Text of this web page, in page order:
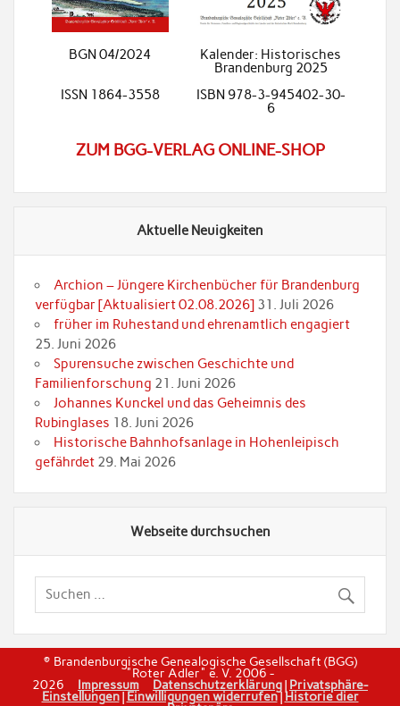
BGN 04/2024
Kalender: Historisches
Brandenburg 2025
ISSN 1864-3558
ISBN 978-3-945402-30-
6
ZUM BGG-VERLAG ONLINE-SHOP
Aktuelle Neuigkeiten
Archion – Jüngere Kirchenbücher für Brandenburg
verfügbar [Aktualisiert 02.08.2026] 31. Juli 2026
früher im Ruhestand und ehrenamtlich engagiert
25. Juni 2026
Spurensuche zwischen Geschichte und
Familienforschung 21. Juni 2026
Johannes Kunckel und das Geheimnis des
Rubinglases 18. Juni 2026
Historische Bahnhofsanlage in Hohenleipisch
gefährdet 29. Mai 2026
Webseite durchsuchen
© Brandenburgische Genealogische Gesellschaft (BGG)
"Roter Adler" e. V. 2006 -
2026 Impressum Datenschutzerklärung| Privatsphäre-
Einstellungen| Einwilligungen widerrufen|Historie dier